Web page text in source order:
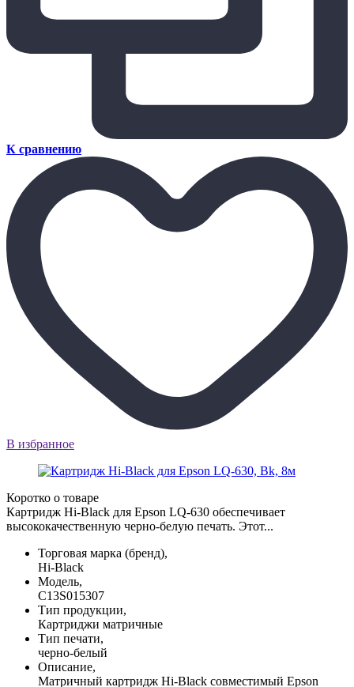
К сравнению
В избранное
Коротко о товаре
Картридж Hi-Black для Epson LQ-630 обеспечивает
высококачественную черно-белую печать. Этот...
Торговая марка (бренд),
Hi-Black
Модель,
C13S015307
Тип продукции,
Картриджи матричные
Тип печати,
черно-белый
Описание,
Матричный картридж Hi-Black совместимый Epson